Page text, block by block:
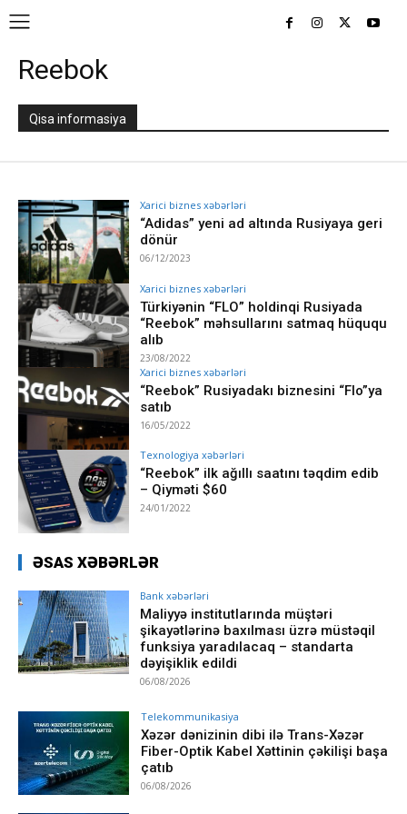
Reebok
Qisa informasiya
Xarici biznes xəbərləri
“Adidas” yeni ad altında Rusiyaya geri
dönür
06/12/2023
Xarici biznes xəbərləri
Türkiyənin “FLO” holdinqi Rusiyada
“Reebok” məhsullarını satmaq hüququ
alıb
23/08/2022
Xarici biznes xəbərləri
“Reebok” Rusiyadakı biznesini “Flo”ya
satıb
16/05/2022
Texnologiya xəbərləri
“Reebok” ilk ağıllı saatını təqdim edib
– Qiyməti $60
24/01/2022
ƏSAS XƏBƏRLƏR
Bank xəbərləri
Maliyyə institutlarında müştəri
şikayətlərinə baxılması üzrə müstəqil
funksiya yaradılacaq – standarta
dəyişiklik edildi
06/08/2026
Telekommunikasiya
Xəzər dənizinin dibi ilə Trans-Xəzər
Fiber-Optik Kabel Xəttinin çəkilişi başa
çatıb
06/08/2026